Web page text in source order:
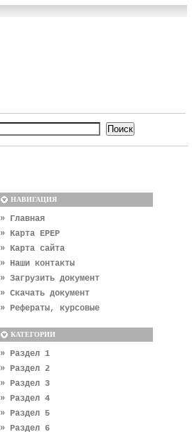
НАВИГАЦИЯ
» Главная
» Карта EPEP
» Карта сайта
» Наши контакты
» Загрузить документ
» Скачать документ
» Рефераты, курсовые
КАТЕГОРИИ
» Раздел 1
» Раздел 2
» Раздел 3
» Раздел 4
» Раздел 5
» Раздел 6